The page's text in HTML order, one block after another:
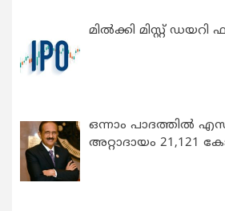
മിൽക്കി മിസ്റ്റ്
ഒന്നാം പാദത്തിൽ
അറ്റാദായം 21,121